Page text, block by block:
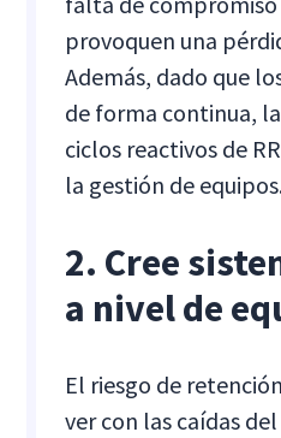
provoquen una
Además, dado que
de forma continua,
ciclos reactivos de
la gestión de
2. Cree
a nivel de
El riesgo de
ver con las caídas